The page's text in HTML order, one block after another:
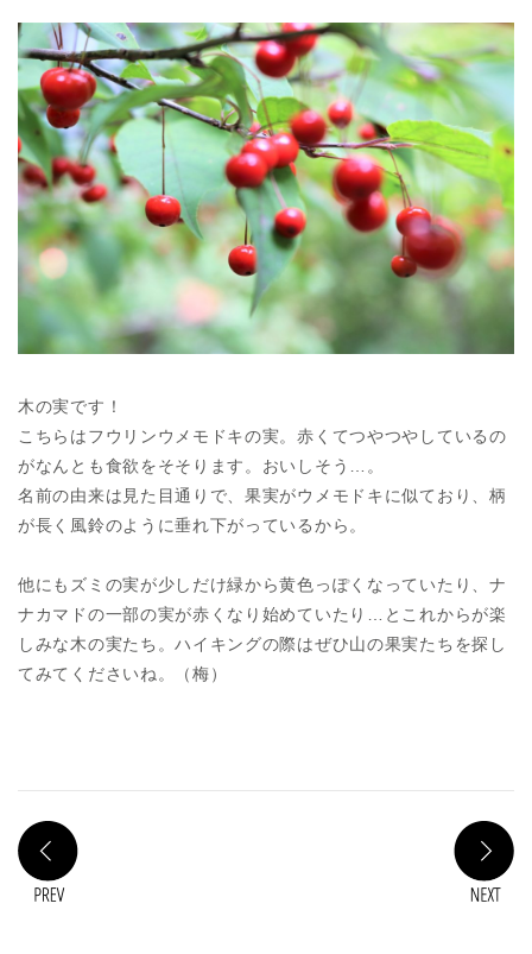
木の実です！
こちらはフウリンウメモドキの実。赤くてつやつやしているの
がなんとも食欲をそそります。おいしそう…。
名前の由来は見た目通りで、果実がウメモドキに似ており、柄
が長く風鈴のように垂れ下がっているから。
他にもズミの実が少しだけ緑から黄色っぽくなっていたり、ナ
ナカマドの一部の実が赤くなり始めていたり…とこれからが楽
しみな木の実たち。ハイキングの際はぜひ山の果実たちを探し
てみてくださいね。（梅）